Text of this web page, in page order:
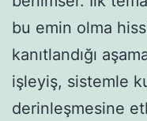
bu emin olma
kanıtlandığı
işleyiş, sistemle
derinleşmesine